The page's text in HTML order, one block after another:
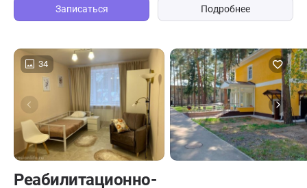
Записаться Подробнее
34
Реабилитационно-